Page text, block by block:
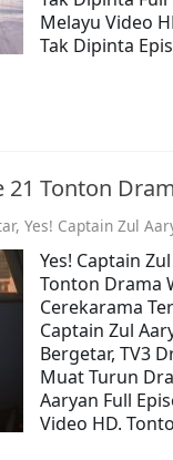
Melayu Video
Tak Dipinta
21 Tonton
, Yes! Captain Zul
Yes! Captain
Tonton Drama
Cerekarama
Captain Zul
Bergetar, TV3
Muat Turun
Aaryan Full
Video HD.